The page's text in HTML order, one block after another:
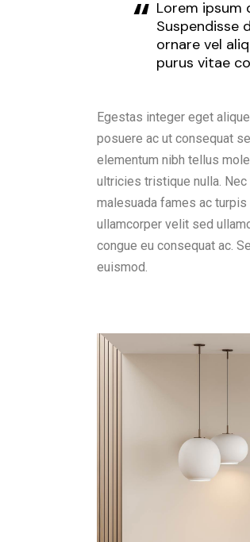
Lorem
Suspendisse
ornare vel
purus vitae
Egestas integer eget
posuere ac ut consequat
elementum nibh tellus
ultricies tristique nulla.
malesuada fames ac
ullamcorper velit sed
congue eu consequat ac.
euismod.